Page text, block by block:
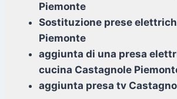
Piemonte
Sostituzione prese
Piemonte
aggiunta di una presa
cucina Castagnole
aggiunta presa tv